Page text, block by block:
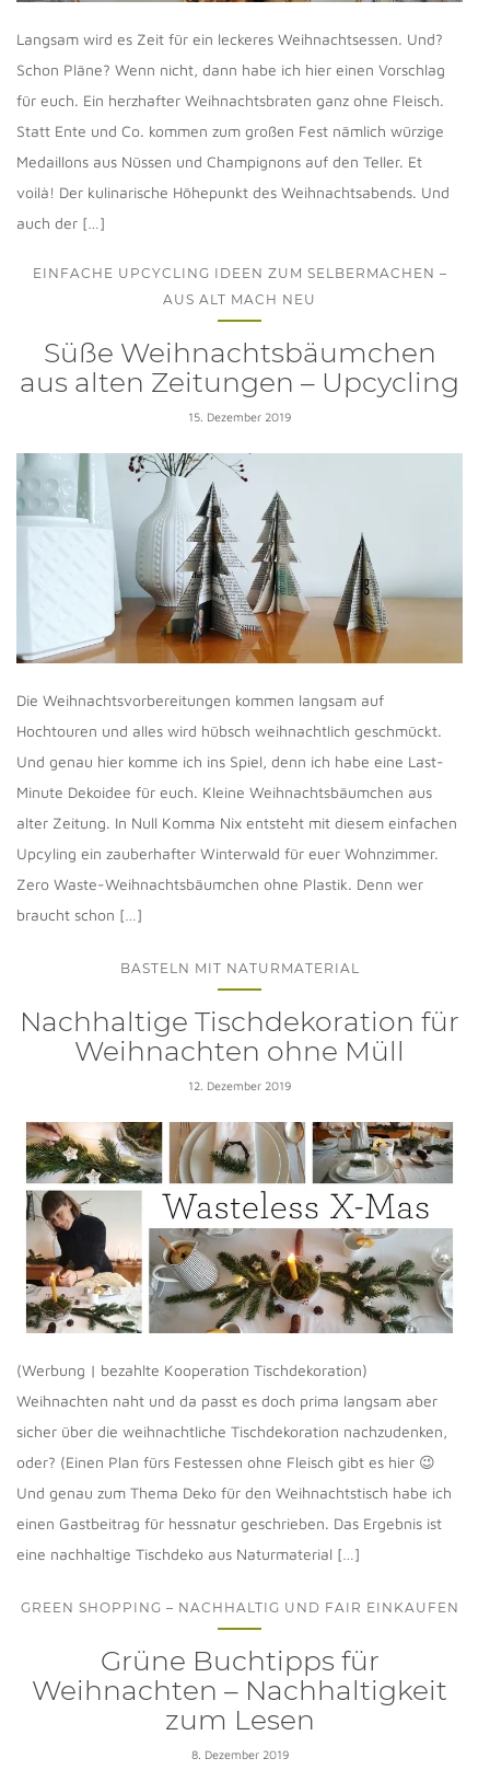
Langsam wird es Zeit für ein leckeres Weihnachtsessen. Und?
Schon Pläne? Wenn nicht, dann habe ich hier einen Vorschlag
für euch. Ein herzhafter Weihnachtsbraten ganz ohne Fleisch.
Statt Ente und Co. kommen zum großen Fest nämlich würzige
Medaillons aus Nüssen und Champignons auf den Teller. Et
voilà! Der kulinarische Höhepunkt des Weihnachtsabends. Und
auch der […]
EINFACHE UPCYCLING IDEEN ZUM SELBERMACHEN –
AUS ALT MACH NEU
Süße Weihnachtsbäumchen
aus alten Zeitungen – Upcycling
15. Dezember 2019
Die Weihnachtsvorbereitungen kommen langsam auf
Hochtouren und alles wird hübsch weihnachtlich geschmückt.
Und genau hier komme ich ins Spiel, denn ich habe eine Last-
Minute Dekoidee für euch. Kleine Weihnachtsbäumchen aus
alter Zeitung. In Null Komma Nix entsteht mit diesem einfachen
Upcyling ein zauberhafter Winterwald für euer Wohnzimmer.
Zero Waste-Weihnachtsbäumchen ohne Plastik. Denn wer
braucht schon […]
BASTELN MIT NATURMATERIAL
Nachhaltige Tischdekoration für
Weihnachten ohne Müll
12. Dezember 2019
(Werbung | bezahlte Kooperation Tischdekoration)
Weihnachten naht und da passt es doch prima langsam aber
sicher über die weihnachtliche Tischdekoration nachzudenken,
oder? (Einen Plan fürs Festessen ohne Fleisch gibt es hier 😉
Und genau zum Thema Deko für den Weihnachtstisch habe ich
einen Gastbeitrag für hessnatur geschrieben. Das Ergebnis ist
eine nachhaltige Tischdeko aus Naturmaterial […]
GREEN SHOPPING – NACHHALTIG UND FAIR EINKAUFEN
Grüne Buchtipps für
Weihnachten – Nachhaltigkeit
zum Lesen
8. Dezember 2019